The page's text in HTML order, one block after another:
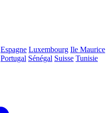
Espagne Luxembourg Ile Maurice
Portugal Sénégal Suisse Tunisie